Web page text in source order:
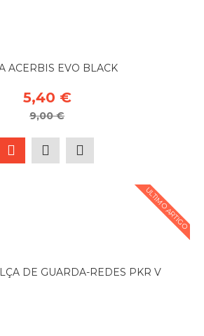
ACERBIS EVO BLACK
5,40 €
9,00 €
ULTIMO ARTIGO